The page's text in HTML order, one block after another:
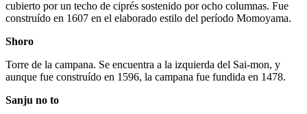
cubierto por un techo de ciprés sostenido por ocho columnas. Fue
construído en 1607 en el elaborado estilo del período Momoyama.
Shoro
Torre de la campana. Se encuentra a la izquierda del Sai-mon, y
aunque fue construído en 1596, la campana fue fundida en 1478.
Sanju no to